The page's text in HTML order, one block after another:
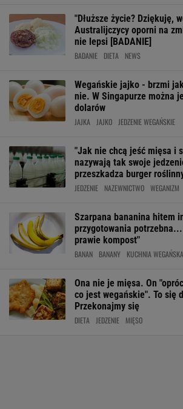
"Dłuższe życie? Dziękuję,
Australijczycy oporni na
nie lepsi [BADANIE]
BADANIE DIETA NEWS
Wegańskie jajko - brzmi
nie. W Singapurze można
dolarów
JAJKA JAJKO JEDZENIE WEGAŃSKIE
"Jak nie chcą jeść mięsa i
nazywają tak swoje
przeszkadza burger
JEDZENIE NAZEWNICTWO WEGANIZM
Szarpana bananina hitem
przygotowania
prawie kompost"
BANAN BANANY KUCHNIA WEGAŃSKA
Ona nie je mięsa. On
co jest wegańskie". To się
Przekonajmy się
DIETA JEDZENIE MIĘSO